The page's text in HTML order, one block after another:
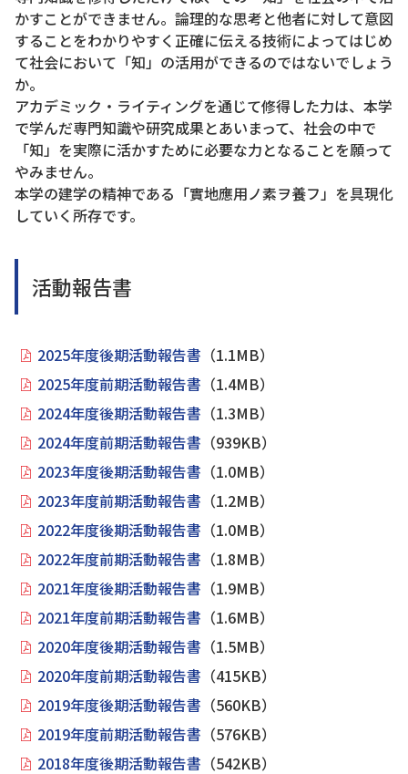
かすことができません。論理的な思考と他者に対して意図
することをわかりやすく正確に伝える技術によってはじめ
て社会において「知」の活用ができるのではないでしょう
か。
アカデミック・ライティングを通じて修得した力は、本学
で学んだ専門知識や研究成果とあいまって、社会の中で
「知」を実際に活かすために必要な力となることを願って
やみません。
本学の建学の精神である「實地應用ノ素ヲ養フ」を具現化
していく所存です。
活動報告書
2025年度後期活動報告書 （1.1MB）
2025年度前期活動報告書 （1.4MB）
2024年度後期活動報告書 （1.3MB）
2024年度前期活動報告書 （939KB）
2023年度後期活動報告書 （1.0MB）
2023年度前期活動報告書 （1.2MB）
2022年度後期活動報告書 （1.0MB）
2022年度前期活動報告書 （1.8MB）
2021年度後期活動報告書 （1.9MB）
2021年度前期活動報告書 （1.6MB）
2020年度後期活動報告書 （1.5MB）
2020年度前期活動報告書 （415KB）
2019年度後期活動報告書 （560KB）
2019年度前期活動報告書 （576KB）
2018年度後期活動報告書 （542KB）